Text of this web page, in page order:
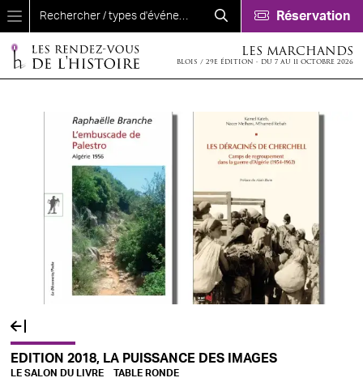
Aller au contenu principal
Réservation
LES MARCHANDS
BLOIS / 29E ÉDITION - DU 7 AU 11 OCTOBRE 2026
EDITION 2018, LA PUISSANCE DES IMAGES
LE SALON DU LIVRE TABLE RONDE